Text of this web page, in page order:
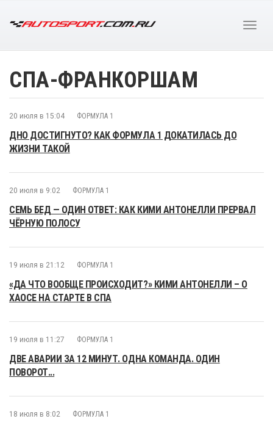
СПА-ФРАНКОРШАМ
20 июля в 15:04 ФОРМУЛА 1
ДНО ДОСТИГНУТО? КАК ФОРМУЛА 1 ДОКАТИЛАСЬ ДО
ЖИЗНИ ТАКОЙ
20 июля в 9:02 ФОРМУЛА 1
СЕМЬ БЕД — ОДИН ОТВЕТ: КАК КИМИ АНТОНЕЛЛИ ПРЕРВАЛ
ЧЁРНУЮ ПОЛОСУ
19 июля в 21:12 ФОРМУЛА 1
«ДА ЧТО ВООБЩЕ ПРОИСХОДИТ?» КИМИ АНТОНЕЛЛИ – О
ХАОСЕ НА СТАРТЕ В СПА
19 июля в 11:27 ФОРМУЛА 1
ДВЕ АВАРИИ ЗА 12 МИНУТ. ОДНА КОМАНДА. ОДИН
ПОВОРОТ...
18 июля в 8:02 ФОРМУЛА 1